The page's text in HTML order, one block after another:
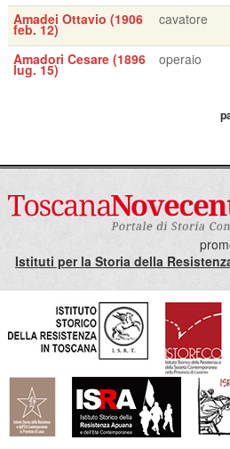
Amadei Ottavio (1906
feb. 12)
cavatore
Amadori Cesare (1896
lug. 15)
operaio
Istituti per la Storia della